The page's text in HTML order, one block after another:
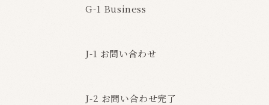
G-1 Business
J-1 お問い合わせ
J-2 お問い合わせ完了